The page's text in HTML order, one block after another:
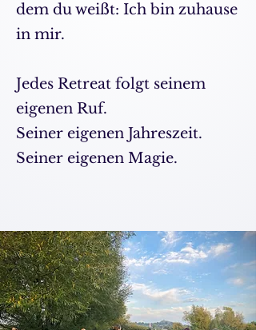
dem du weißt: Ich bin zuhause
in mir.
Jedes Retreat folgt seinem
eigenen Ruf.
Seiner eigenen Jahreszeit.
Seiner eigenen Magie.